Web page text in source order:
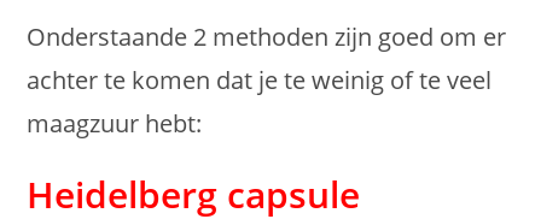
Onderstaande 2 methoden zijn goed om er
achter te komen dat je te weinig of te veel
maagzuur hebt:
Heidelberg capsule